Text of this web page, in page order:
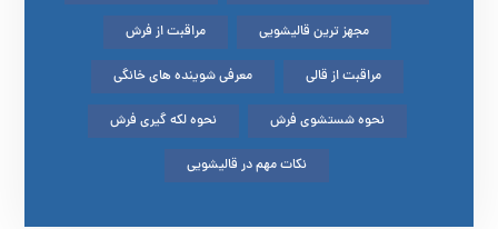
مجهز ترین قالیشویی مراقبت از فرش
مراقبت از قالی معرفی شوینده های خانگی
نحوه شستشوی فرش نحوه لکه گیری فرش
نکات مهم در قالیشویی